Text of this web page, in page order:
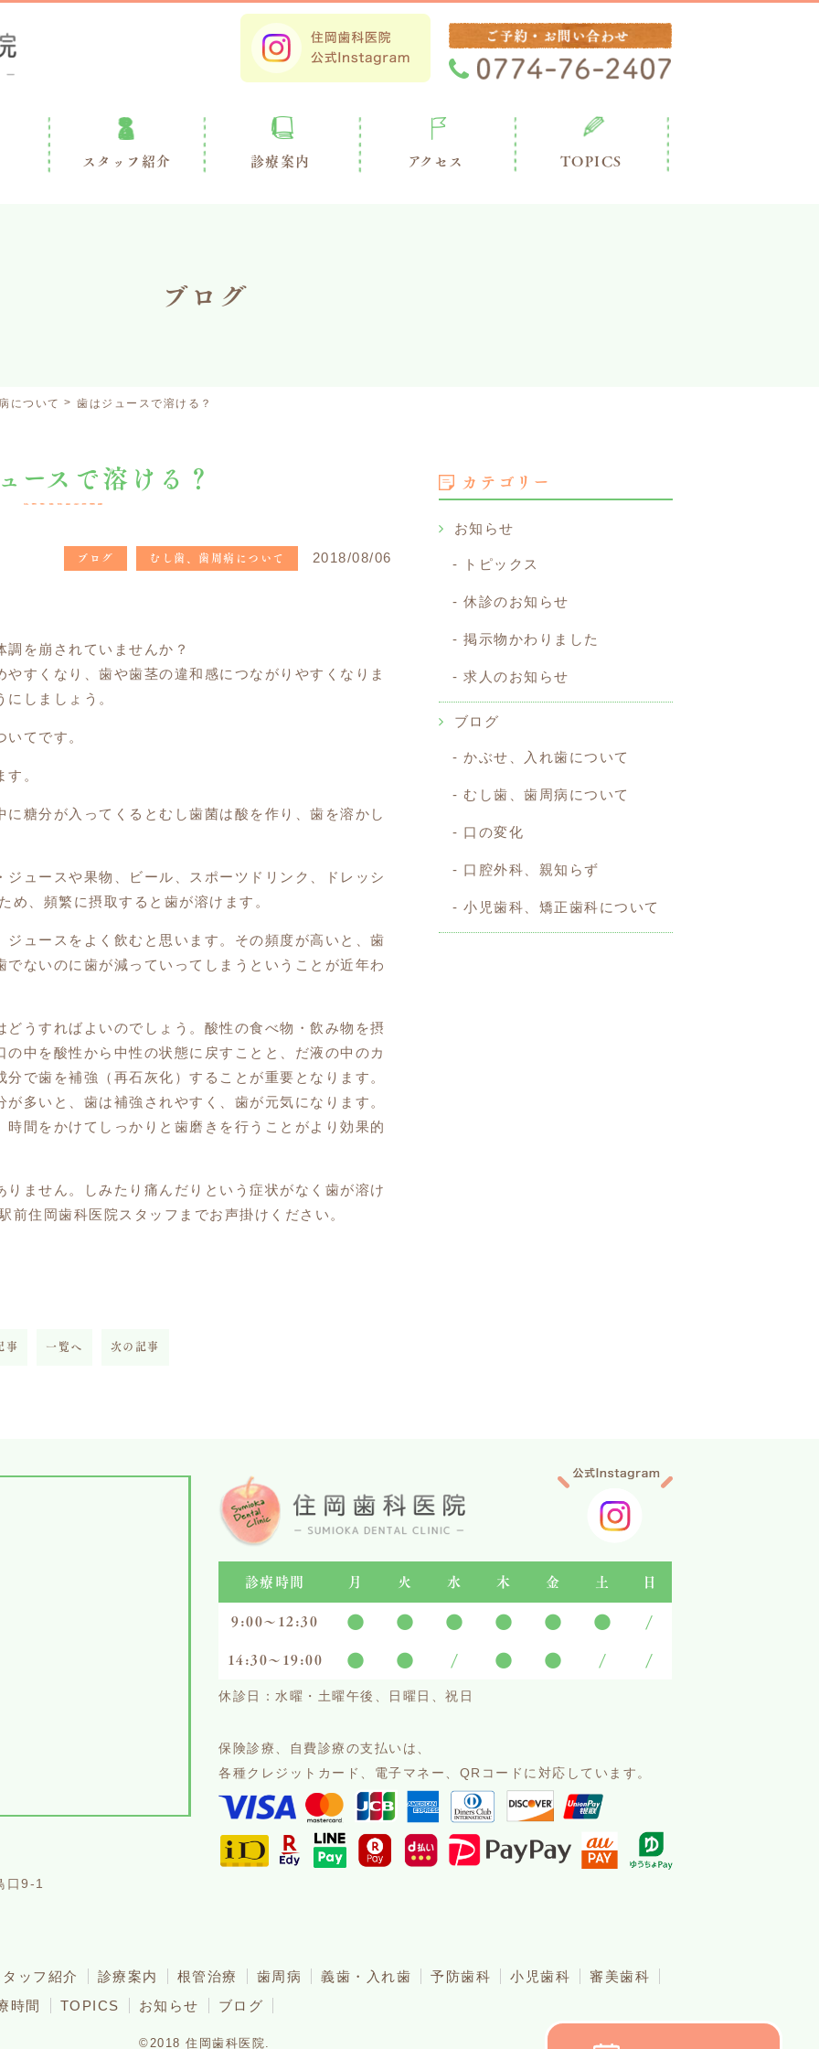
スタッフ紹介 診療案内 アクセス TOPICS
ブログ
について 歯はジュースで溶ける？
ースで溶ける？
ブログ むし歯、歯周病について 2018/08/06
を崩されていませんか？
すくなり、歯や歯茎の違和感につながりやすくなりま
しましょう。
てです。
。
糖分が入ってくるとむし歯菌は酸を作り、歯を溶かし
ュースや果物、ビール、スポーツドリンク、ドレッシ
め、頻繁に摂取すると歯が溶けます。
ュースをよく飲むと思います。その頻度が高いと、歯
ないのに歯が減っていってしまうということが近年わ
うすればよいのでしょう。酸性の食べ物・飲み物を摂
中を酸性から中性の状態に戻すことと、だ液の中のカ
で歯を補強（再石灰化）することが重要となります。
多いと、歯は補強されやすく、歯が元気になります。
間をかけてしっかりと歯磨きを行うことがより効果的
ません。しみたり痛んだりという症状がなく歯が溶け
住岡歯科医院スタッフまでお声掛けください。
事 一覧へ 次の記事
カテゴリー
お知らせ
トピックス
休診のお知らせ
掲示物かわりました
求人のお知らせ
ブログ
かぶせ、入れ歯について
むし歯、歯周病について
口の変化
口腔外科、親知らず
小児歯科、矯正歯科について
口9-1
診療時間 月 火 水 木 金 土 日
9:00～12:30 ● ● ● ● ● ● /
14:30〜19:00 ● ● / ● ● / /
休診日：水曜・土曜午後、日曜日、祝日
保険診療、自費診療の支払いは、
各種クレジットカード、電子マネー、QRコードに対応しています。
ッフ紹介 診療案内 根管治療 歯周病 義歯・入れ歯 予防歯科 小児歯科
審美歯科
時間
TOPICS お知らせ ブログ
©2018 住岡歯科医院.